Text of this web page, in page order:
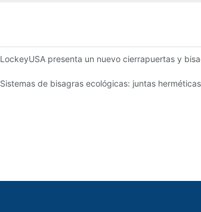
LockeyUSA presenta un nuevo cierrapuertas y
Sistemas de bisagras ecológicas: juntas